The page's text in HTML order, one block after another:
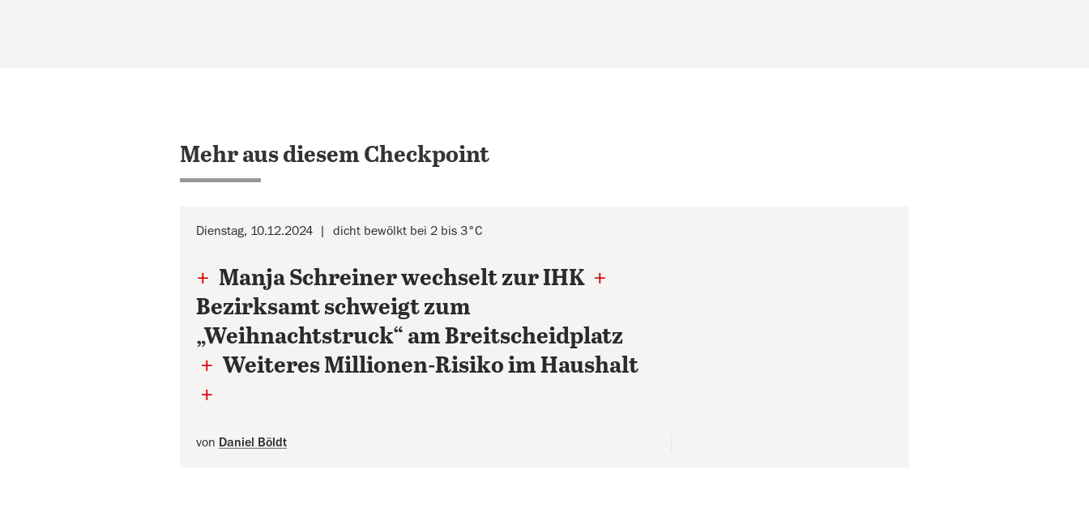
Mehr aus diesem Checkpoint
Dienstag, 10.12.2024 dicht bewölkt bei 2 bis 3°C
+ Manja Schreiner wechselt zur IHK +
Bezirksamt schweigt zum
„Weihnachtstruck“ am Breitscheidplatz
+ Weiteres Millionen-Risiko im Haushalt
+
von Daniel Böldt